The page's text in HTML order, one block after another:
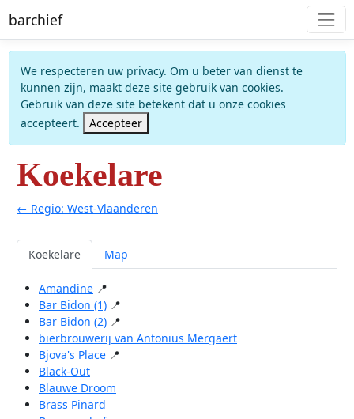
barchief
We respecteren uw privacy. Om u beter van dienst te
kunnen zijn, maakt deze site gebruik van cookies.
Gebruik van deze site betekent dat u onze cookies
accepteert.
Accepteer
Koekelare
← Regio: West-Vlaanderen
Koekelare Map
Amandine 📍
Bar Bidon (1) 📍
Bar Bidon (2) 📍
bierbrouwerij van Antonius Mergaert
Bjova's Place 📍
Black-Out
Blauwe Droom
Brass Pinard